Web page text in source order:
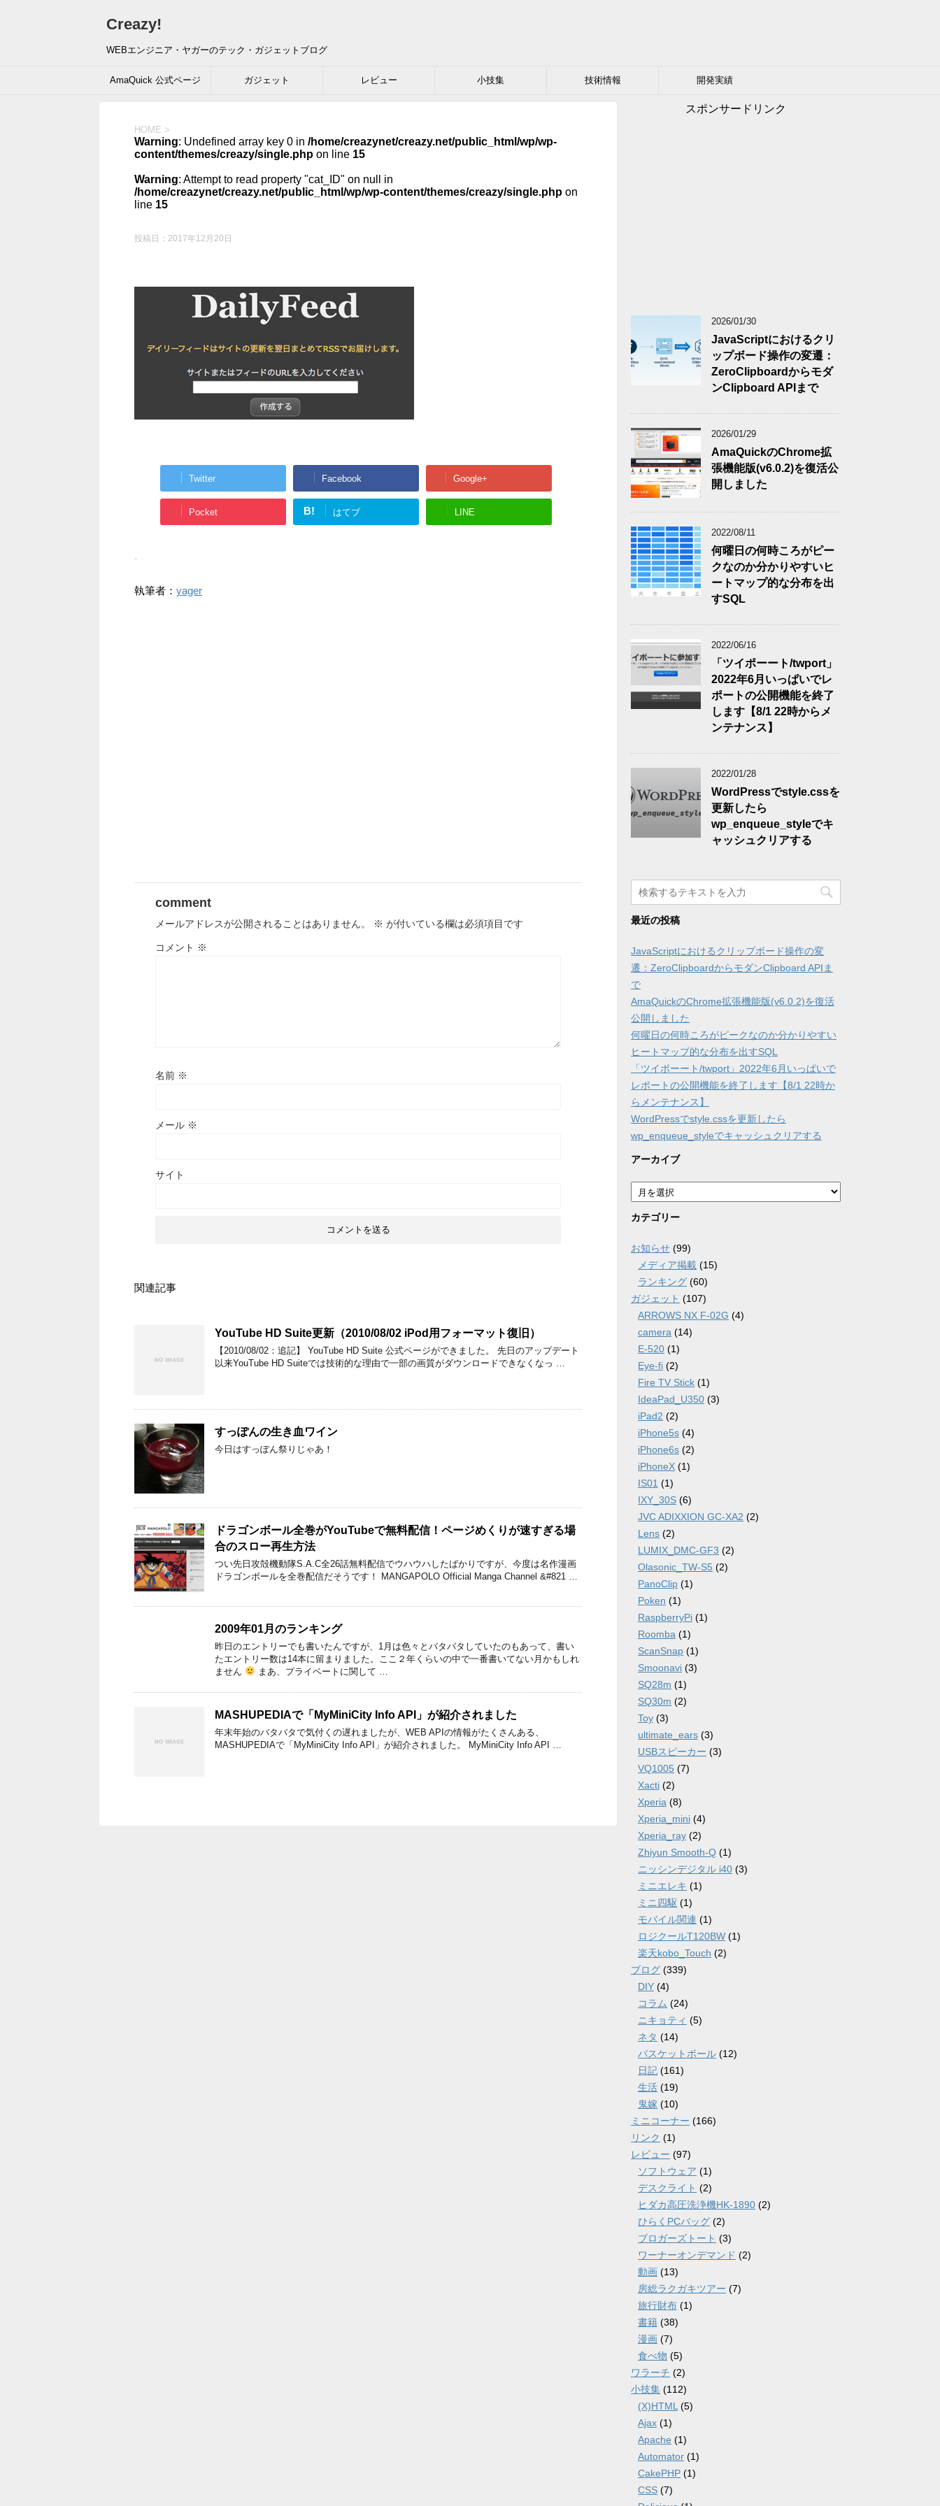
Creazy!
WEBエンジニア・ヤガーのテック・ガジェットブログ
AmaQuick 公式ページ ガジェット レビュー 小技集 技術情報 開発実績
HOME >
Warning: Undefined array key 0 in /home/creazynet/creazy.net/public_html/wp/wp-
content/themes/creazy/single.php on line 15
Warning: Attempt to read property "cat_ID" on null in
/home/creazynet/creazy.net/public_html/wp/wp-content/themes/creazy/single.php on
line 15
投稿日： 2017年12月20日
Twitter Facebook Google+
Pocket B! はてブ LINE
-
執筆者： yager
comment
メールアドレスが公開されることはありません。 ※ が付いている欄は必須項目です
コメント ※
名前 ※
メール ※
サイト
関連記事
YouTube HD Suite更新（2010/08/02 iPod用フォーマット復旧）
【2010/08/02：追記】 YouTube HD Suite 公式ページができました。 先日のアップデート
以来YouTube HD Suiteでは技術的な理由で一部の画質がダウンロードできなくなっ …
すっぽんの生き血ワイン
今日はすっぽん祭りじゃあ！
ドラゴンボール全巻がYouTubeで無料配信！ページめくりが速すぎる場
合のスロー再生方法
つい先日攻殻機動隊S.A.C全26話無料配信でウハウハしたばかりですが、今度は名作漫画
ドラゴンボールを全巻配信だそうです！ MANGAPOLO Official Manga Channel &#821 …
2009年01月のランキング
昨日のエントリーでも書いたんですが、1月は色々とバタバタしていたのもあって、書い
たエントリー数は14本に留まりました。ここ２年くらいの中で一番書いてない月かもしれ
ません
まあ、プライベートに関して …
MASHUPEDIAで「MyMiniCity Info API」が紹介されました
年末年始のバタバタで気付くの遅れましたが、WEB APIの情報がたくさんある、
MASHUPEDIAで「MyMiniCity Info API」が紹介されました。 MyMiniCity Info API …
スポンサードリンク
2026/01/30
JavaScriptにおけるクリ
ップボード操作の変遷：
ZeroClipboardからモダ
ンClipboard APIまで
2026/01/29
AmaQuickのChrome拡
張機能版(v6.0.2)を復活公
開しました
2022/08/11
何曜日の何時ころがピー
クなのか分かりやすいヒ
ートマップ的な分布を出
すSQL
2022/06/16
「ツイポーート/twport」
2022年6月いっぱいでレ
ポートの公開機能を終了
します【8/1 22時からメ
ンテナンス】
2022/01/28
WordPressでstyle.cssを
更新したら
wp_enqueue_styleでキ
ャッシュクリアする
最近の投稿
JavaScriptにおけるクリップボード操作の変
遷：ZeroClipboardからモダンClipboard APIま
で
AmaQuickのChrome拡張機能版(v6.0.2)を復活
公開しました
何曜日の何時ころがピークなのか分かりやすい
ヒートマップ的な分布を出すSQL
「ツイポーート/twport」2022年6月いっぱいで
レポートの公開機能を終了します【8/1 22時か
らメンテナンス】
WordPressでstyle.cssを更新したら
wp_enqueue_styleでキャッシュクリアする
アーカイブ
ア
ー
カ
ブ
カテゴリー
お知らせ (99)
メディア掲載 (15)
ランキング (60)
ガジェット (107)
ARROWS NX F-02G (4)
camera (14)
E-520 (1)
Eye-fi (2)
Fire TV Stick (1)
IdeaPad_U350 (3)
iPad2 (2)
iPhone5s (4)
iPhone6s (2)
iPhoneX (1)
IS01 (1)
IXY_30S (6)
JVC ADIXXION GC-XA2 (2)
Lens (2)
LUMIX_DMC-GF3 (2)
Olasonic_TW-S5 (2)
PanoClip (1)
Poken (1)
RaspberryPi (1)
Roomba (1)
ScanSnap (1)
Smoonavi (3)
SQ28m (1)
SQ30m (2)
Toy (3)
ultimate_ears (3)
USBスピーカー (3)
VQ1005 (7)
Xacti (2)
Xperia (8)
Xperia_mini (4)
Xperia_ray (2)
Zhiyun Smooth-Q (1)
ニッシンデジタル i40 (3)
ミニエレキ (1)
ミニ四駆 (1)
モバイル関連 (1)
ロジクールT120BW (1)
楽天kobo_Touch (2)
ブログ (339)
DIY (4)
コラム (24)
ニキョティ (5)
ネタ (14)
バスケットボール (12)
日記 (161)
生活 (19)
鬼嫁 (10)
ミニコーナー (166)
リンク (1)
レビュー (97)
ソフトウェア (1)
デスクライト (2)
ヒダカ高圧洗浄機HK-1890 (2)
ひらくPCバッグ (2)
ブロガーズトート (3)
ワーナーオンデマンド (2)
動画 (13)
房総ラクガキツアー (7)
旅行財布 (1)
書籍 (38)
漫画 (7)
食べ物 (5)
ワラーチ (2)
小技集 (112)
(X)HTML (5)
Ajax (1)
Apache (1)
Automator (1)
CakePHP (1)
CSS (7)